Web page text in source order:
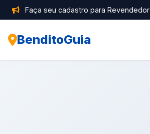
Faça seu cadastro para Revendedor
BenditoGuia